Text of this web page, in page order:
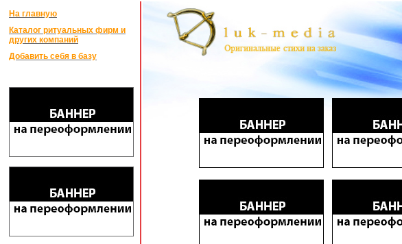
На главную
Каталог ритуальных фирм и
других компаний
Добавить себя в базу